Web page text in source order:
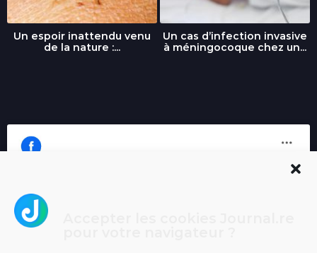
Un espoir inattendu venu
de la nature :...
Un cas d’infection invasive
à méningocoque chez un...